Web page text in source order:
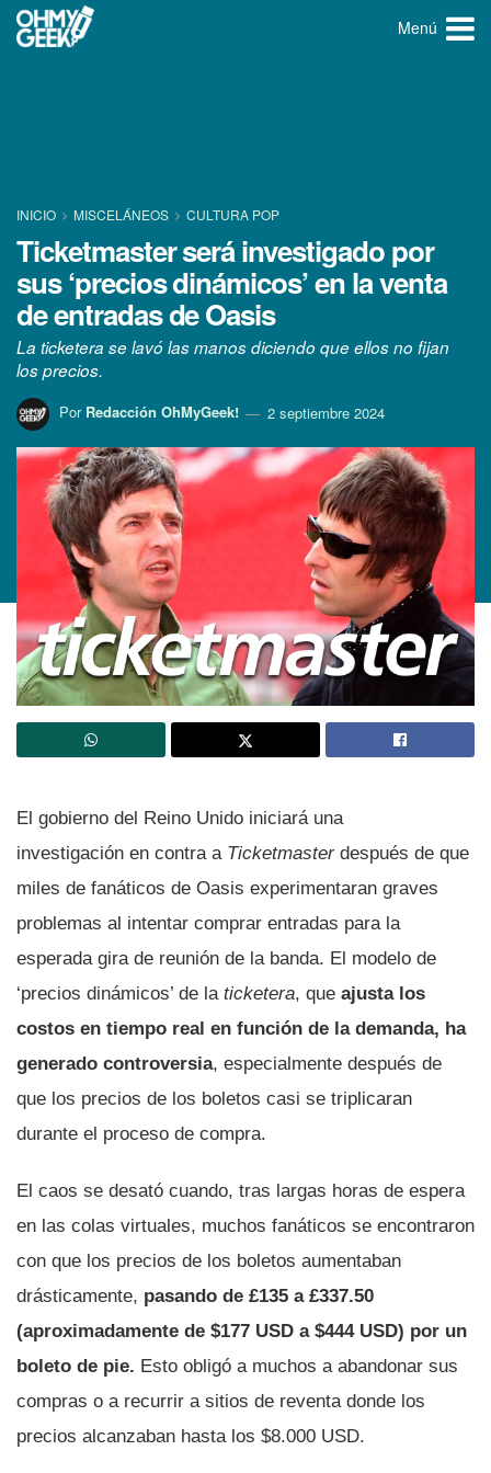
Menú
INICIO MISCELÁNEOS CULTURA POP
Ticketmaster será investigado por
sus ‘precios dinámicos’ en la venta
de entradas de Oasis
La ticketera se lavó las manos diciendo que ellos no fijan
los precios.
Por Redacción OhMyGeek! 2 septiembre 2024
El gobierno del Reino Unido iniciará una
investigación en contra a Ticketmasterdespués de que
miles de fanáticos de Oasis experimentaran graves
problemas al intentar comprar entradas para la
esperada gira de reunión de la banda. El modelo de
‘precios dinámicos’ de la ticketera, que ajusta los
costos en tiempo real en función de la demanda, ha
generado controversia, especialmente después de
que los precios de los boletos casi se triplicaran
durante el proceso de compra.
El caos se desató cuando, tras largas horas de espera
en las colas virtuales, muchos fanáticos se encontraron
con que los precios de los boletos aumentaban
drásticamente, pasando de £135 a £337.50
(aproximadamente de $177 USD a $444 USD) por un
boleto de pie. Esto obligó a muchos a abandonar sus
compras o a recurrir a sitios de reventa donde los
precios alcanzaban hasta los $8.000 USD.